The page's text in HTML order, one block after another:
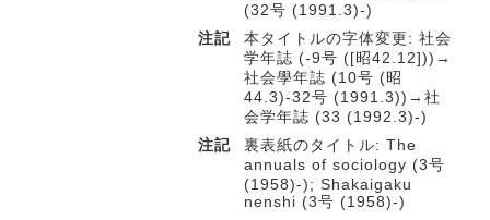
(32号 (1991.3)-)
注記
本タイトルの字体変更: 社会
学年誌 (-9号 ([昭42.12]))→
社会學年誌 (10号 (昭
44.3)-32号 (1991.3))→社
会学年誌 (33 (1992.3)-)
注記
裏表紙のタイトル: The
annuals of sociology (3号
(1958)-); Shakaigaku
nenshi (3号 (1958)-)